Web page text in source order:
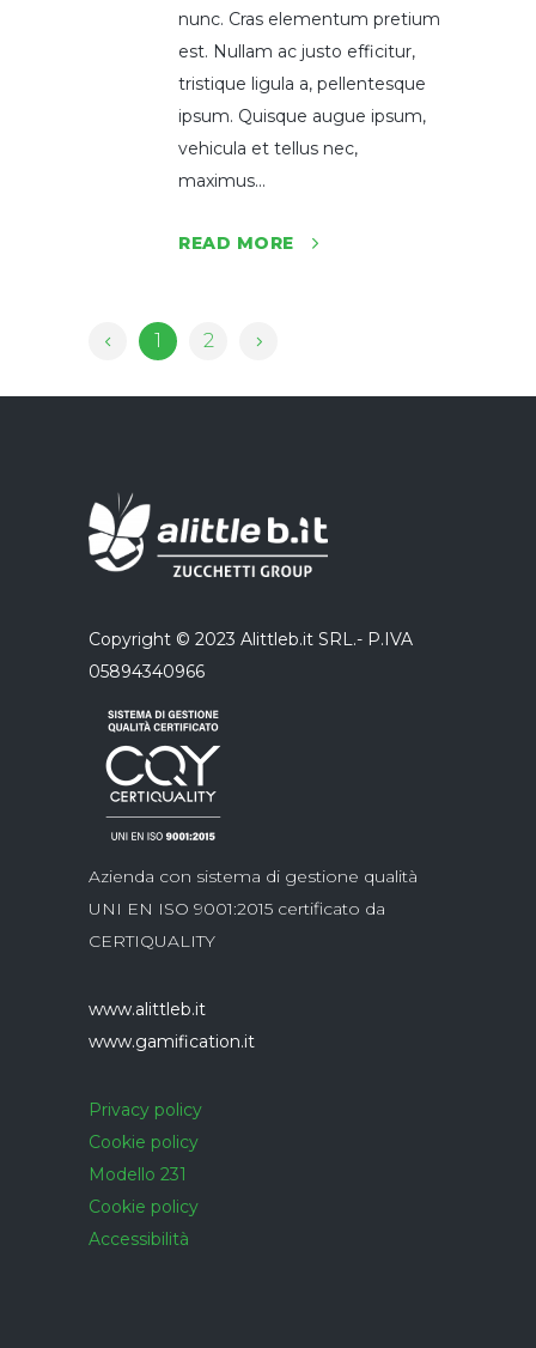
nunc. Cras elementum pretium
est. Nullam ac justo efficitur,
tristique ligula a, pellentesque
ipsum. Quisque augue ipsum,
vehicula et tellus nec,
maximus...
READ MORE
1 2
Copyright © 2023 Alittleb.it SRL.- P.IVA
05894340966
Azienda con sistema di gestione qualità
UNI EN ISO 9001:2015 certificato da
CERTIQUALITY
www.alittleb.it
www.gamification.it
Privacy policy
Cookie policy
Modello 231
Cookie policy
Accessibilità